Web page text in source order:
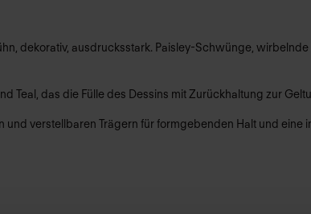
dekorativ, ausdrucksstark. Paisley-Schwünge,
Teal, das die Fülle des Dessins mit Zurückhaltung zur
verstellbaren Trägern für formgebenden Halt und eine